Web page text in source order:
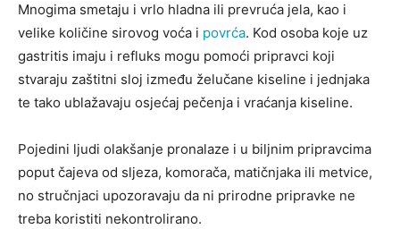
Mnogima smetaju i vrlo hladna ili prevruća jela, kao i
velike količine sirovog voća i povrća. Kod osoba koje uz
gastritis imaju i refluks mogu pomoći pripravci koji
stvaraju zaštitni sloj između želučane kiseline i jednjaka
te tako ublažavaju osjećaj pečenja i vraćanja kiseline.
Pojedini ljudi olakšanje pronalaze i u biljnim pripravcima
poput čajeva od sljeza, komorača, matičnjaka ili metvice,
no stručnjaci upozoravaju da ni prirodne pripravke ne
treba koristiti nekontrolirano.